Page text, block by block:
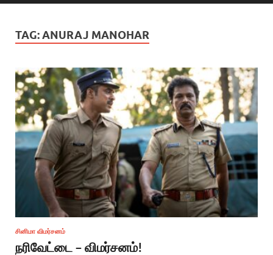
TAG:ANURAJ MANOHAR
சினிமா விமர்சனம்
நரிவேட்டை – விமர்சனம்!